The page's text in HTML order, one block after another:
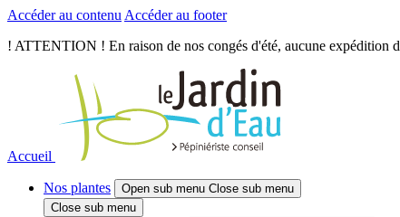
Accéder au contenu Accéder au footer
! ATTENTION ! En raison de nos congés d'été, aucune expédition
Accueil
Nos plantes Open sub menu Close sub menu
Close sub menu